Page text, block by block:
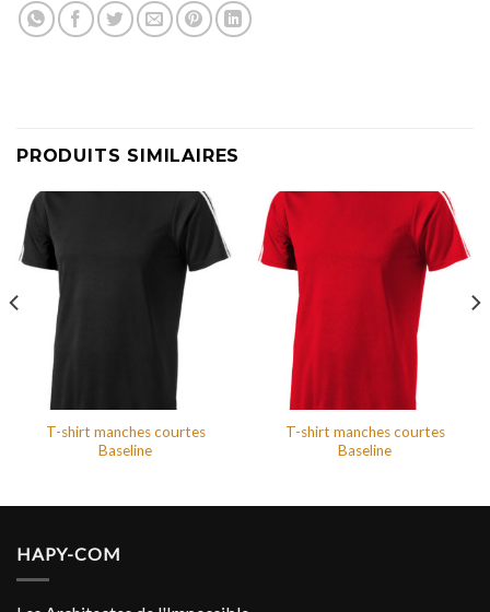
PRODUITS SIMILAIRES
T-shirt manches courtes
Baseline
T-shirt manches courtes
Baseline
HAPY-COM